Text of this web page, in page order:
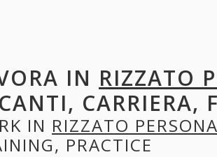
IN RIZZATO
CARRIERA,
IN RIZZATO
PRACTICE